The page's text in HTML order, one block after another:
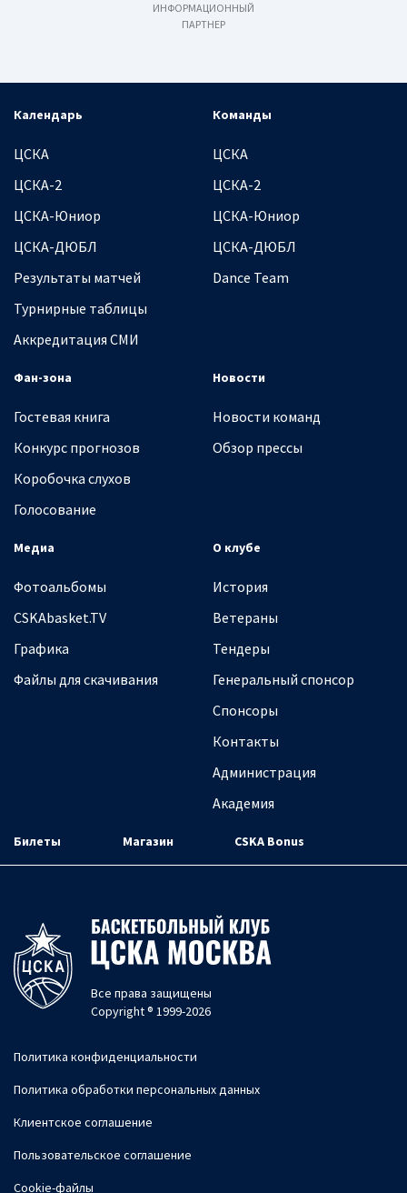
ИНФОРМАЦИОННЫЙ
ПАРТНЕР
Календарь
ЦСКА
ЦСКА-2
ЦСКА-Юниор
ЦСКА-ДЮБЛ
Результаты матчей
Турнирные таблицы
Аккредитация СМИ
Команды
ЦСКА
ЦСКА-2
ЦСКА-Юниор
ЦСКА-ДЮБЛ
Dance Team
Фан-зона
Гостевая книга
Конкурс прогнозов
Коробочка слухов
Голосование
Новости
Новости команд
Обзор прессы
Медиа
Фотоальбомы
CSKAbasket.TV
Графика
Файлы для скачивания
О клубе
История
Ветераны
Тендеры
Генеральный спонсор
Спонсоры
Контакты
Администрация
Академия
Билеты Магазин CSKA Bonus
Все права защищены
Copyright ® 1999-2026
Политика конфиденциальности
Политика обработки персональных данных
Клиентское соглашение
Пользовательское соглашение
Cookie-файлы